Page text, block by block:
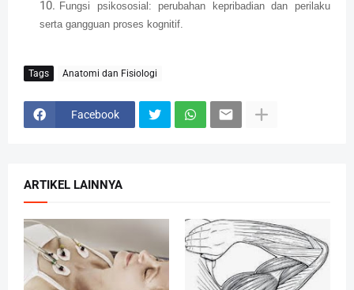
Fungsi psikososial: perubahan kepribadian dan perilaku
serta gangguan proses kognitif.
Tags Anatomi dan Fisiologi
Facebook
ARTIKEL LAINNYA